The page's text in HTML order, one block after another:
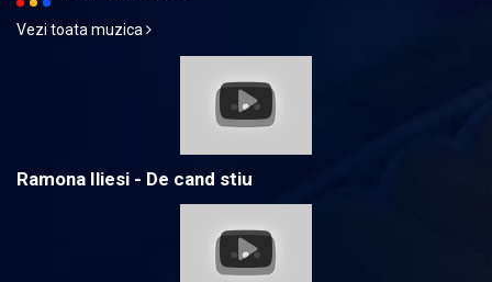
Vezi toata muzica
Ramona Iliesi - De cand stiu